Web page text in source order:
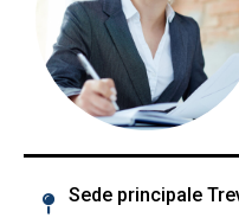
Sede principale